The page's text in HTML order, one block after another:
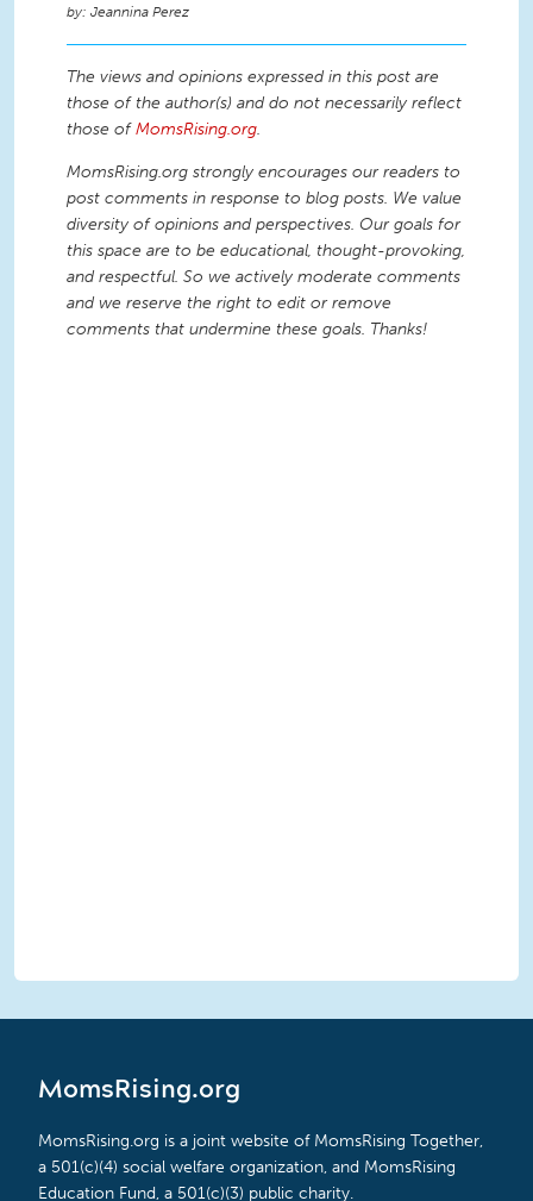
Jeannina Perez
The views and opinions expressed in this post are
those of the author(s) and do not necessarily reflect
those ofMomsRising.org.
MomsRising.org strongly encourages our readers to
post comments in response to blog posts. We value
diversity of opinions and perspectives. Our goals for
this space are to be educational, thought-provoking,
and respectful. So we actively moderate comments
and we reserve the right to edit or remove
comments that undermine these goals. Thanks!
MomsRising.org
MomsRising.org is a joint website of MomsRising Together,
a 501(c)(4) social welfare organization, and MomsRising
Education Fund, a 501(c)(3) public charity.